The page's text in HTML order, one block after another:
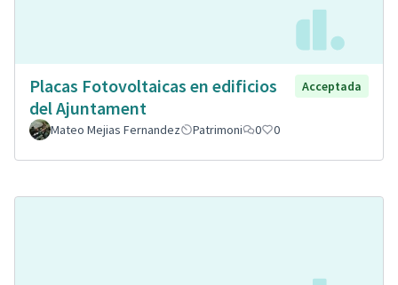
Placas Fotovoltaicas en edificios
del Ajuntament
Acceptada
Mateo Mejias Fernandez Patrimoni 0 0